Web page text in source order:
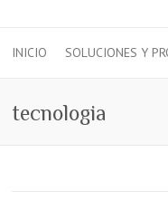
INICIO SOLUCIONES Y
tecnologia